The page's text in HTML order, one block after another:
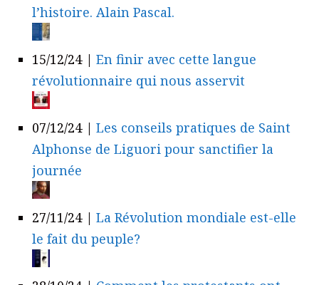
l’histoire. Alain Pascal.
15/12/24 | En finir avec cette langue
révolutionnaire qui nous asservit
07/12/24 | Les conseils pratiques de Saint
Alphonse de Liguori pour sanctifier la
journée
27/11/24 | La Révolution mondiale est-elle
le fait du peuple?